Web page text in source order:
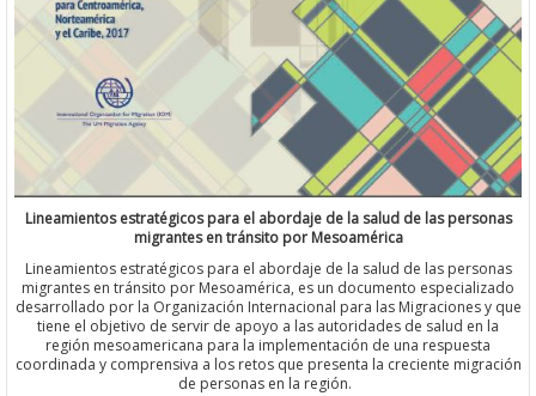
Lineamientos estratégicos para el abordaje de la salud de las personas
migrantes en tránsito por Mesoamérica
Lineamientos estratégicos para el abordaje de la salud de las personas
migrantes en tránsito por Mesoamérica, es un documento especializado
desarrollado por la Organización Internacional para las Migraciones y que
tiene el objetivo de servir de apoyo a las autoridades de salud en la
región mesoamericana para la implementación de una respuesta
coordinada y comprensiva a los retos que presenta la creciente migración
de personas en la región.